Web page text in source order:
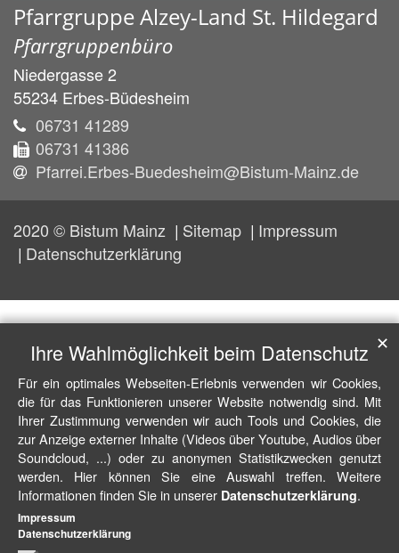
Pfarrgruppe Alzey-Land St. Hildegard
Pfarrgruppenbüro
Niedergasse 2
55234 Erbes-Büdesheim
06731 41289
06731 41386
Pfarrei.Erbes-Buedesheim@Bistum-Mainz.de
2020 © Bistum Mainz Sitemap
Impressum
Datenschutzerklärung
Ihre Wahlmöglichkeit beim Datenschutz
Für ein optimales Webseiten-Erlebnis verwenden wir Cookies,
die für das Funktionieren unserer Website notwendig sind. Mit
Ihrer Zustimmung verwenden wir auch Tools und Cookies, die
zur Anzeige externer Inhalte (Videos über Youtube, Audios über
Soundcloud, ...) oder zu anonymen Statistikzwecken genutzt
werden. Hier können Sie eine Auswahl treffen. Weitere
Informationen finden Sie in unserer Datenschutzerklärung.
✕
Impressum
Datenschutzerklärung